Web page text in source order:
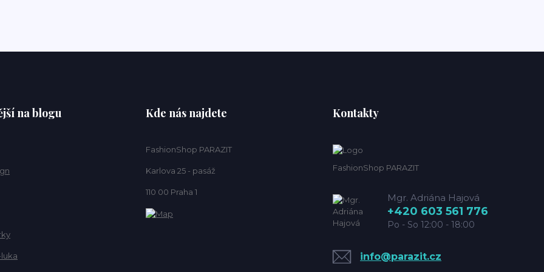
na blogu Kde nás najdete
FashionShop PARAZIT
Karlova 25 - pasáž
110 00 Praha 1
Kontakty
FashionShop PARAZIT
Mgr. Adriána Hajová
+420 603 561 776
Po - So 12:00 - 18:00
info@parazit.cz